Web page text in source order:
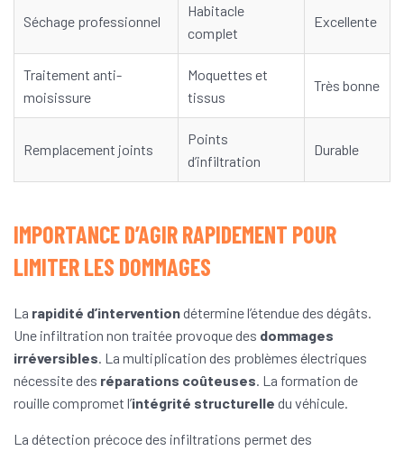
Séchage professionnel
Habitacle
complet
Excellente
Traitement anti-
moisissure
Moquettes et
tissus
Très bonne
Remplacement joints
Points
d’infiltration
Durable
IMPORTANCE D’AGIR RAPIDEMENT POUR
LIMITER LES DOMMAGES
La rapidité d’interventiondétermine l’étendue des dégâts.
Une infiltration non traitée provoque des dommages
irréversibles . La multiplication des problèmes électriques
nécessite des réparations coûteuses . La formation de
rouille compromet l’intégrité structurelle du véhicule.
La détection précoce des infiltrations permet des